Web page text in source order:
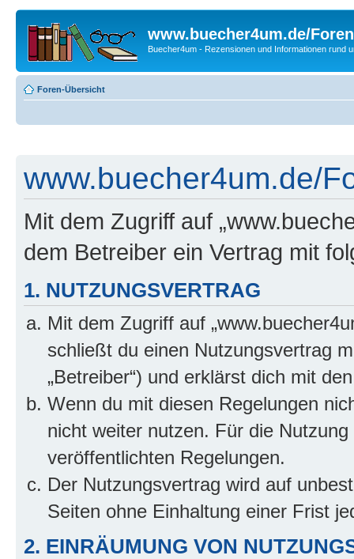
www.buecher4um.de/Foren
Buecher4um - Rezensionen und Informationen rund
Foren-Übersicht
www.buecher4um.de/
Mit dem Zugriff auf
dem Betreiber ein Vertrag mit
1. NUTZUNGSVERTRAG
Mit dem Zugriff auf
schließt du einen Nutzungsvertrag
„Betreiber“) und erklärst dich mit
Wenn du mit diesen Regelungen
nicht weiter nutzen. Für die
veröffentlichten Regelungen.
Der Nutzungsvertrag wird auf
Seiten ohne Einhaltung einer Frist
2. EINRÄUMUNG VON